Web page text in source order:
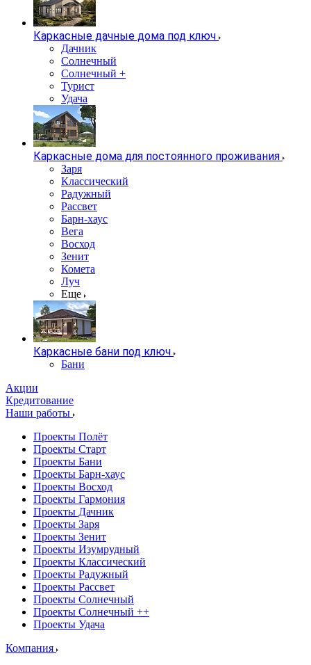
Каркасные дачные дома под ключ
Дачник
Солнечный
Солнечный +
Турист
Удача
Каркасные дома для постоянного проживания
Заря
Классический
Радужный
Рассвет
Барн-хаус
Вега
Восход
Зенит
Комета
Луч
Еще
Каркасные бани под ключ
Бани
Акции
Кредитование
Наши работы
Проекты Полёт
Проекты Старт
Проекты Бани
Проекты Барн-хаус
Проекты Восход
Проекты Гармония
Проекты Дачник
Проекты Заря
Проекты Зенит
Проекты Изумрудный
Проекты Классический
Проекты Радужный
Проекты Рассвет
Проекты Солнечный
Проекты Солнечный ++
Проекты Удача
Компания